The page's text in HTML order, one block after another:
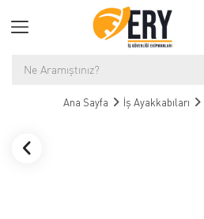
Ana Sayfa İş Ayakkabıları